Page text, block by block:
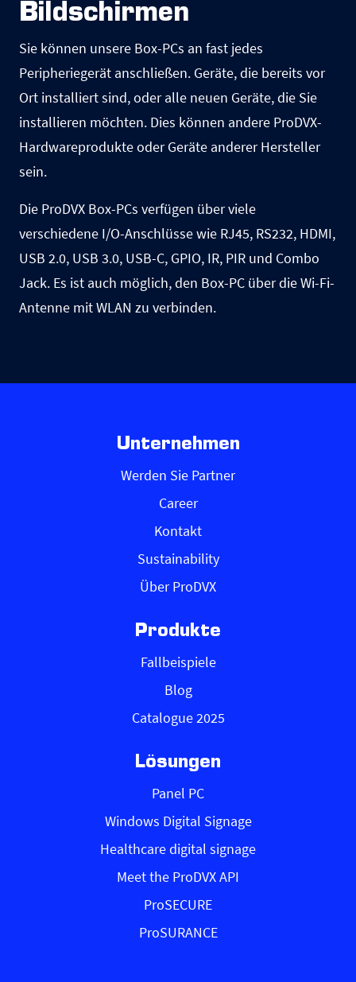
Bildschirmen
Sie können unsere Box-PCs an fast jedes
Peripheriegerät anschließen. Geräte, die bereits vor
Ort installiert sind, oder alle neuen Geräte, die Sie
installieren möchten. Dies können andere ProDVX-
Hardwareprodukte oder Geräte anderer Hersteller
sein.
Die ProDVX Box-PCs verfügen über viele
verschiedene I/O-Anschlüsse wie RJ45, RS232, HDMI,
USB 2.0, USB 3.0, USB-C, GPIO, IR, PIR und Combo
Jack. Es ist auch möglich, den Box-PC über die Wi-Fi-
Antenne mit WLAN zu verbinden.
Unternehmen
Werden Sie Partner
Career
Kontakt
Sustainability
Über ProDVX
Produkte
Fallbeispiele
Blog
Catalogue 2025
Lösungen
Panel PC
Windows Digital Signage
Healthcare digital signage
Meet the ProDVX API
ProSECURE
ProSURANCE